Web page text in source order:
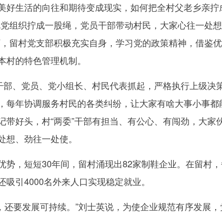
生活的向往和期待变成现实，如何把全村父老乡亲拧
组织拧成一股绳，党员干部带动村民，大家心往一处
留村党支部积极充实自身，学习党的政策精神，借鉴
的特色管理机制。
、党员、党小组长、村民代表抓起，严格执行上级决
每年协调服务村民的各类纠纷，让大家有啥大事小事都
带好头，村“两委”干部有担当、有公心、有闯劲，大家
、劲往一处使。
，短短30年间，留村涌现出82家制鞋企业。在留村
引4000名外来人口实现稳定就业。
要发展可持续。”刘士英说，为使企业规范有序发展，